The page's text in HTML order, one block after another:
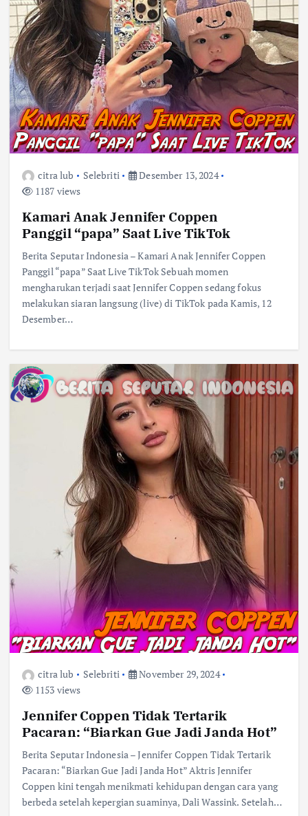
citra lub Selebriti
Desember 13, 2024
1187 views
Kamari Anak Jennifer Coppen
Panggil “papa” Saat Live TikTok
Berita Seputar Indonesia – Kamari Anak Jennifer Coppen
Panggil “papa” Saat Live TikTok Sebuah momen
mengharukan terjadi saat Jennifer Coppen sedang fokus
melakukan siaran langsung (live) di TikTok pada Kamis, 12
Desember…
citra lub Selebriti
November 29, 2024
1153 views
Jennifer Coppen Tidak Tertarik
Pacaran: “Biarkan Gue Jadi Janda Hot”
Berita Seputar Indonesia – Jennifer Coppen Tidak Tertarik
Pacaran: “Biarkan Gue Jadi Janda Hot” Aktris Jennifer
Coppen kini tengah menikmati kehidupan dengan cara yang
berbeda setelah kepergian suaminya, Dali Wassink. Setelah…